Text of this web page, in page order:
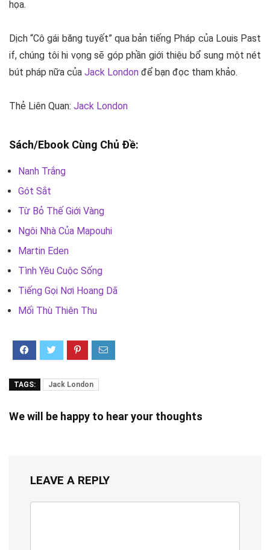
họa.
Dịch “Cô gái băng tuyết” qua bản tiếng Pháp của Louis Past
if, chúng tôi hi vọng sẽ góp phần giới thiệu bổ sung một nét
bút pháp nữa của Jack London để bạn đọc tham khảo.
Thẻ Liên Quan: Jack London
Sách/Ebook Cùng Chủ Đề:
Nanh Trắng
Gót Sắt
Từ Bỏ Thế Giới Vàng
Ngôi Nhà Của Mapouhi
Martin Eden
Tình Yêu Cuộc Sống
Tiếng Gọi Nơi Hoang Dã
Mối Thù Thiên Thu
TAGS: Jack London
We will be happy to hear your thoughts
LEAVE A REPLY